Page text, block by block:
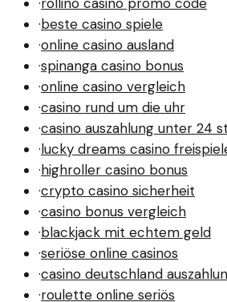
·beste casino spiele
·online casino ausland
·spinanga casino bonus
·online casino vergleich
·casino rund um die uhr
·casino auszahlung unter 24
·lucky dreams casino
·highroller casino bonus
·crypto casino sicherheit
·casino bonus vergleich
·blackjack mit echtem geld
·seriöse online casinos
·casino deutschland
·roulette online seriös